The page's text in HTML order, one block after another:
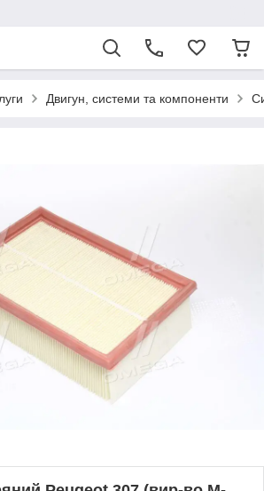
Двигун, системи та компоненти